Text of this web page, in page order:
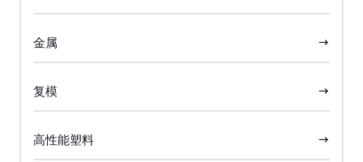
金属
复模
高性能塑料